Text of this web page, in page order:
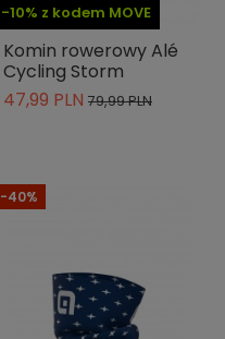
-10% z kodem MOVE
Komin rowerowy Alé
Cycling Storm
47,99 PLN 79,99 PLN
-40%